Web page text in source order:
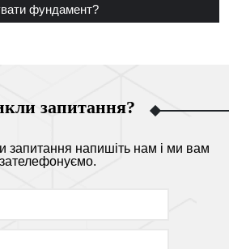
фундамент?
запитання?
запитання напишіть нам і ми вам
зателефонуємо.